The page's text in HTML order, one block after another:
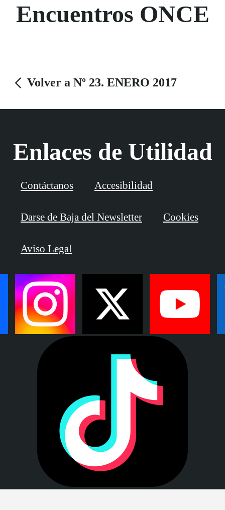
Encuentros ONCE
Volver a Nº 23. ENERO 2017
Enlaces de Utilidad
Contáctanos Accesibilidad
Darse de Baja del Newsletter Cookies
Aviso Legal